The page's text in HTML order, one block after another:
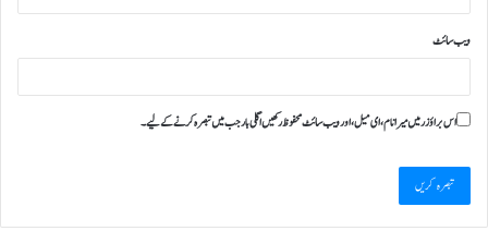
ویب‌ سائٹ
اس براؤزر میں میرا نام، ای میل، اور ویب سائٹ محفوظ رکھیں اگلی بار جب میں تبصرہ کرنے کےلیے۔